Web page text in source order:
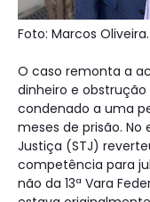
Foto: Marcos Oliveira.
O caso remonta a
dinheiro e obstrução
condenado a uma
meses de prisão. No
Justiça (STJ)
competência para
não da 13ª Vara